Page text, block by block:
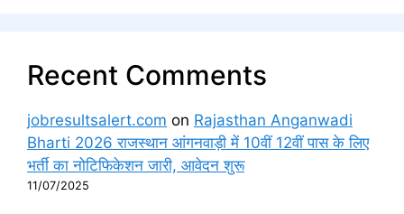
Recent Comments
jobresultsalert.com on Rajasthan Anganwadi
Bharti 2026 राजस्थान आंगनवाड़ी में 10वीं 12वीं पास के लिए
भर्ती का नोटिफिकेशन जारी, आवेदन शुरू
11/07/2025